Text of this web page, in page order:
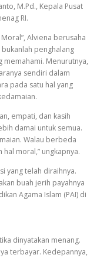
M.Pd., Kepala Pusat
RI.
Alviena berusaha
penghalang
memahami. Menurutnya,
sendiri dalam
pada satu hal yang
empati, dan kasih
damai untuk semua.
Walau berbeda
moral,” ungkapnya.
yang telah diraihnya.
buah jerih payahnya
Agama Islam (PAI) di
dinyatakan menang.
terbayar. Kedepannya,